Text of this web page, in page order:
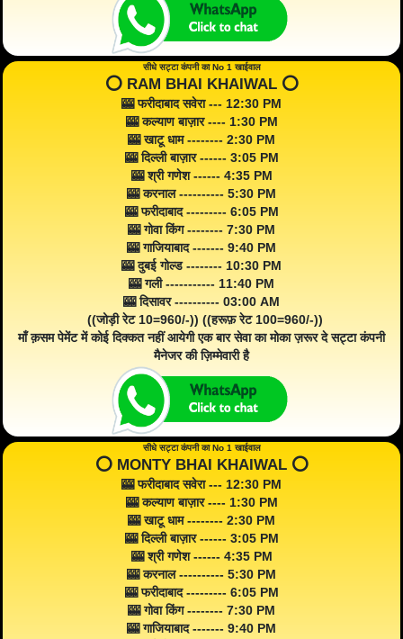
सीधे सट्टा कंपनी का No 1 खाईवाल
⭕️ RAM BHAI KHAIWAL ⭕️
🎰 फरीदाबाद सवेरा --- 12:30 PM
🎰 कल्याण बाज़ार ---- 1:30 PM
🎰 खाटू धाम -------- 2:30 PM
🎰 दिल्ली बाज़ार ------ 3:05 PM
🎰 श्री गणेश ------ 4:35 PM
🎰 करनाल ---------- 5:30 PM
🎰 फरीदाबाद --------- 6:05 PM
🎰 गोवा किंग -------- 7:30 PM
🎰 गाजियाबाद ------- 9:40 PM
🎰 दुबई गोल्ड -------- 10:30 PM
🎰 गली ----------- 11:40 PM
🎰 दिसावर ---------- 03:00 AM
((जोड़ी रेट 10=960/-)) ((हरूफ़ रेट 100=960/-))
माँ क़सम पेमेंट में कोई दिक्कत नहीं आयेगी एक बार सेवा का मोका ज़रूर दे सट्टा कंपनी
मैनेजर की ज़िम्मेवारी है
सीधे सट्टा कंपनी का No 1 खाईवाल
⭕️ MONTY BHAI KHAIWAL ⭕️
🎰 फरीदाबाद सवेरा --- 12:30 PM
🎰 कल्याण बाज़ार ---- 1:30 PM
🎰 खाटू धाम -------- 2:30 PM
🎰 दिल्ली बाज़ार ------ 3:05 PM
🎰 श्री गणेश ------ 4:35 PM
🎰 करनाल ---------- 5:30 PM
🎰 फरीदाबाद --------- 6:05 PM
🎰 गोवा किंग -------- 7:30 PM
🎰 गाजियाबाद ------- 9:40 PM